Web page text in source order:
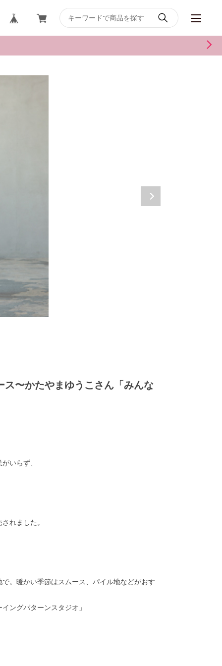
〜かたやまゆうこさん「みんな
いらず、
れました。
。暖かい季節はスムース、パイル地などがおす
ングパターンスタジオ」